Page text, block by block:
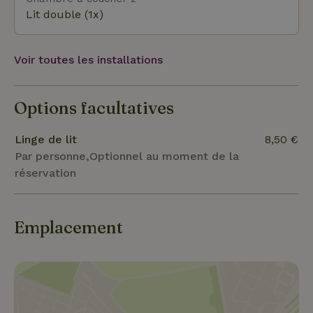
Kabouterland Rolde/Borger Boomkroonpad
Lit double (1x)
Voir toutes les installations
Options facultatives
Linge de lit
Par personne,Optionnel au moment de la
réservation
8,50 €
Emplacement